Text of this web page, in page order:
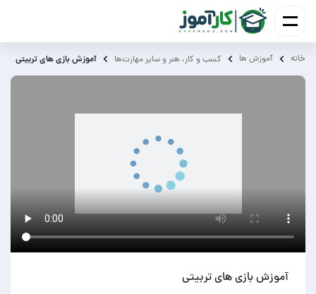
خانه آموزش ‌ها کسب و کار، هنر و سایر مهارت‌ها آموزش بازی های تربیتی
آموزش بازی های تربیتی